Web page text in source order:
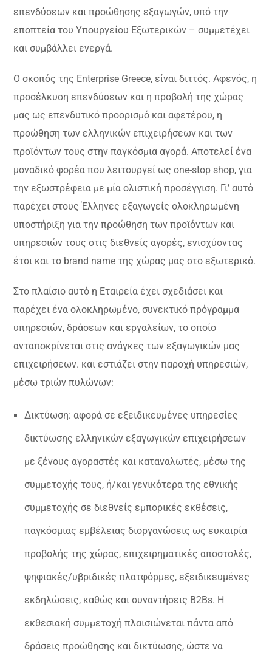
επενδύσεων και προώθησης εξαγωγών, υπό την
εποπτεία του Υπουργείου Εξωτερικών – συμμετέχει
και συμβάλλει ενεργά.
Ο σκοπός της Enterprise Greece, είναι διττός. Αφενός, η
προσέλκυση επενδύσεων και η προβολή της χώρας
μας ως επενδυτικό προορισμό και αφετέρου, η
προώθηση των ελληνικών επιχειρήσεων και των
προϊόντων τους στην παγκόσμια αγορά. Αποτελεί ένα
μοναδικό φορέα που λειτουργεί ως one-stop shop, για
την εξωστρέφεια με μία ολιστική προσέγγιση. Γι’ αυτό
παρέχει στους Έλληνες εξαγωγείς ολοκληρωμένη
υποστήριξη για την προώθηση των προϊόντων και
υπηρεσιών τους στις διεθνείς αγορές, ενισχύοντας
έτσι και το brand name της χώρας μας στο εξωτερικό.
Στο πλαίσιο αυτό η Εταιρεία έχει σχεδιάσει και
παρέχει ένα ολοκληρωμένο, συνεκτικό πρόγραμμα
υπηρεσιών, δράσεων και εργαλείων, το οποίο
ανταποκρίνεται στις ανάγκες των εξαγωγικών μας
επιχειρήσεων. και εστιάζει στην παροχή υπηρεσιών,
μέσω τριών πυλώνων:
Δικτύωση: αφορά σε εξειδικευμένες υπηρεσίες
δικτύωσης ελληνικών εξαγωγικών επιχειρήσεων
με ξένους αγοραστές και καταναλωτές, μέσω της
συμμετοχής τους, ή/και γενικότερα της εθνικής
συμμετοχής σε διεθνείς εμπορικές εκθέσεις,
παγκόσμιας εμβέλειας διοργανώσεις ως ευκαιρία
προβολής της χώρας, επιχειρηματικές αποστολές,
ψηφιακές/υβριδικές πλατφόρμες, εξειδικευμένες
εκδηλώσεις, καθώς και συναντήσεις B2Bs. H
εκθεσιακή συμμετοχή πλαισιώνεται πάντα από
δράσεις προώθησης και δικτύωσης, ώστε να